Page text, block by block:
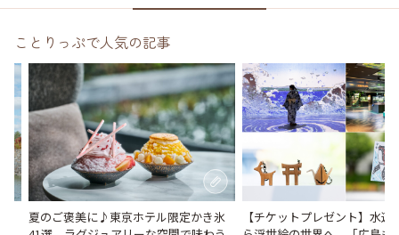
ことりっぷで人気の記事
夏のご褒美に♪東京ホテル限定かき氷
【チケットプレゼント】水辺